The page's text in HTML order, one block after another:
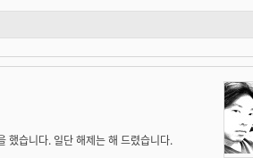
습니다. 일단 해제는 해 드렸습니다.